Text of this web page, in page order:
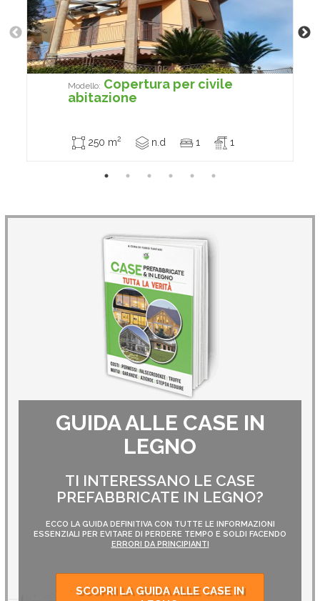
Modello: Copertura per civile
abitazione
250 m2 n.d 1 1
GUIDA ALLE CASE IN
LEGNO
TI INTERESSANO LE CASE
PREFABBRICATE IN LEGNO?
ECCO LA GUIDA DEFINITIVA CON TUTTE LE INFORMAZIONI
ESSENZIALI PER EVITARE DI PERDERE TEMPO E SOLDI FACENDO
ERRORI DA PRINCIPIANTI
SCOPRI LA GUIDA ALLE CASE IN